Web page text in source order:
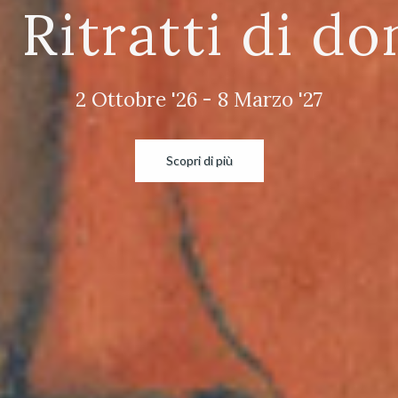
Ritratti di
2 Ottobre '26 - 8 Marzo '27
Scopri di più